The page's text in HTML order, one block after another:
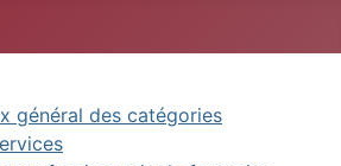
général des catégories